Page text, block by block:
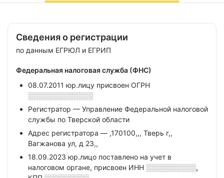
Сведения о регистрации
по данным ЕГРЮЛ и ЕГРИП
Федеральная налоговая служба (ФНС)
08.07.2011 юр.лицу присвоен ОГРН
░░░░░░░░░░░░░
Регистратор — Управление Федеральной налоговой
службы по Тверской области
Адрес регистратора — ,170100,,, Тверь г,,
Вагжанова ул, д 23,,
18.09.2023 юр.лицо поставлено на учет в
налоговом органе, присвоен ИНН ░░░░░░░░░░,